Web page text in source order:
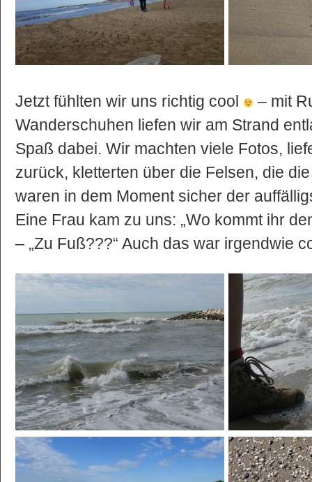
Jetzt fühlten wir uns richtig cool
– mit
Wanderschuhen liefen wir am Strand
Spaß dabei. Wir machten viele Fotos,
zurück, kletterten über die Felsen, die
waren in dem Moment sicher der
Eine Frau kam zu uns: „Wo kommt ihr
– „Zu Fuß???“ Auch das war irgendwie